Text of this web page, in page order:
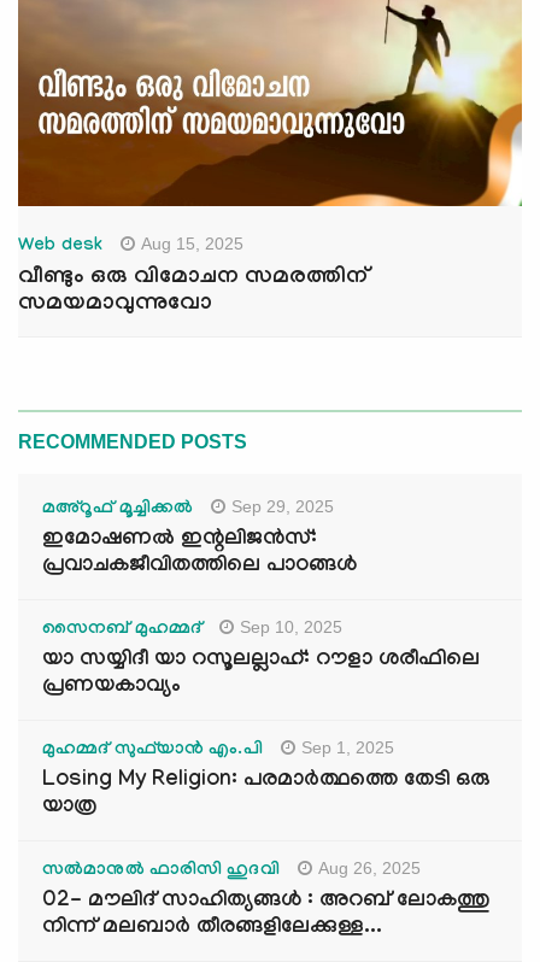
Web desk Aug 15, 2025
വീണ്ടും ഒരു വിമോചന സമരത്തിന്
സമയമാവുന്നുവോ
RECOMMENDED POSTS
മഅ്റൂഫ് മൂച്ചിക്കല്‍ Sep 29, 2025
ഇമോഷണൽ ഇന്റലിജൻസ്:
പ്രവാചകജീവിതത്തിലെ പാഠങ്ങൾ
സൈനബ് മുഹമ്മദ് Sep 10, 2025
യാ സയ്യിദീ യാ റസൂലല്ലാഹ്: റൗളാ ശരീഫിലെ
പ്രണയകാവ്യം
മുഹമ്മദ് സുഫ്‌യാൻ എം.പി Sep 1, 2025
Losing My Religion: പരമാർത്ഥത്തെ തേടി ഒരു
യാത്ര
സൽമാനുൽ ഫാരിസി ഹുദവി Aug 26, 2025
02- മൗലിദ് സാഹിത്യങ്ങൾ : അറബ് ലോകത്തു
നിന്ന് മലബാർ തീരങ്ങളിലേക്കുള്ള...